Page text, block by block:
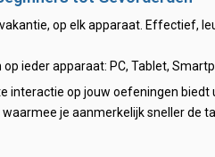
op elk apparaat. Effectief,
ieder apparaat: PC, Tablet,
interactie op jouw oefeningen biedt
je aanmerkelijk sneller de